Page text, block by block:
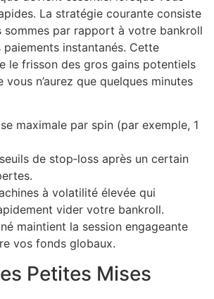
La stratégie courante consiste
sommes par rapport à votre bankroll
instantanés. Cette
le frisson des gros gains potentiels
n’aurez que quelques minutes
maximale par spin (par exemple, 1
de stop‑loss après un certain
à volatilité élevée qui
vider votre bankroll.
maintient la session engageante
vos fonds globaux.
Petites Mises